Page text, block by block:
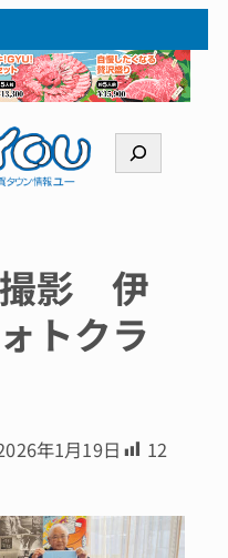
索
撮影 伊
トクラ
年1月19日 12